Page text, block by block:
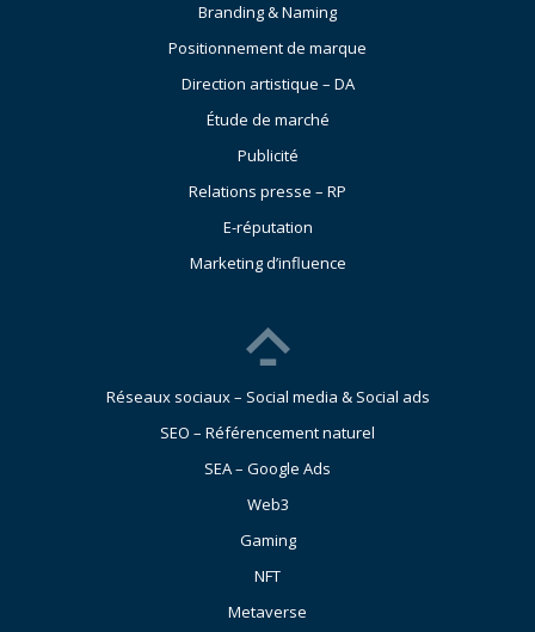
Branding & Naming
Positionnement de marque
Direction artistique – DA
Étude de marché
Publicité
Relations presse – RP
E-réputation
Marketing d’influence
Réseaux sociaux – Social media & Social ads
SEO – Référencement naturel
SEA – Google Ads
Web3
Gaming
NFT
Metaverse